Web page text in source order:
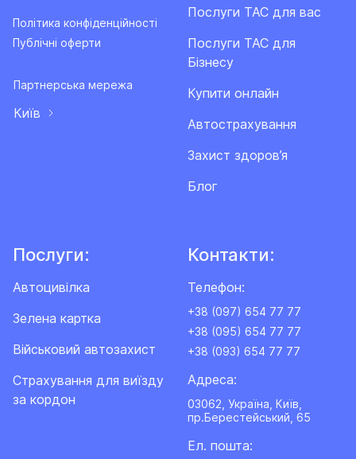
стаціонарному лікуванні, що призвела до
хірургічного втручання;
стійка втрата загальної працездатності
Застрахованої особи (присвоєння інвалідності
ІІІ, ІІ або І групи) внаслідок хвороби;
смерть Застрахованої особи внаслідок
– раптове, непередбачуване
Застрахованої особи та в разі ненадання медичної
хронічного захворювання, протягом якого наявні
суб’єктивні скарги та об’єктивні клінічні прояви
хвороби. При цьому потрібне медикаментозне й інше
лікування Застрахованої особи до повернення її в
Переваги наших програм:
Політика конфіденційності
Публічні оферти
Партнерська мережа
Київ
Послуги ТАС для вас
Послуги ТАС для
Бізнесу
Купити онлайн
Автострахування
Захист здоров’я
Блог
Послуги:
Автоцивілка
Зелена картка
Військовий автозахист
Cтрахування для виїзду
за кордон
Контакти:
Телефон:
+38 (097) 654 77 77
+38 (095) 654 77 77
+38 (093) 654 77 77
Адреса:
03062, Україна, Київ,
пр.Берестейський, 65
Ел. пошта: